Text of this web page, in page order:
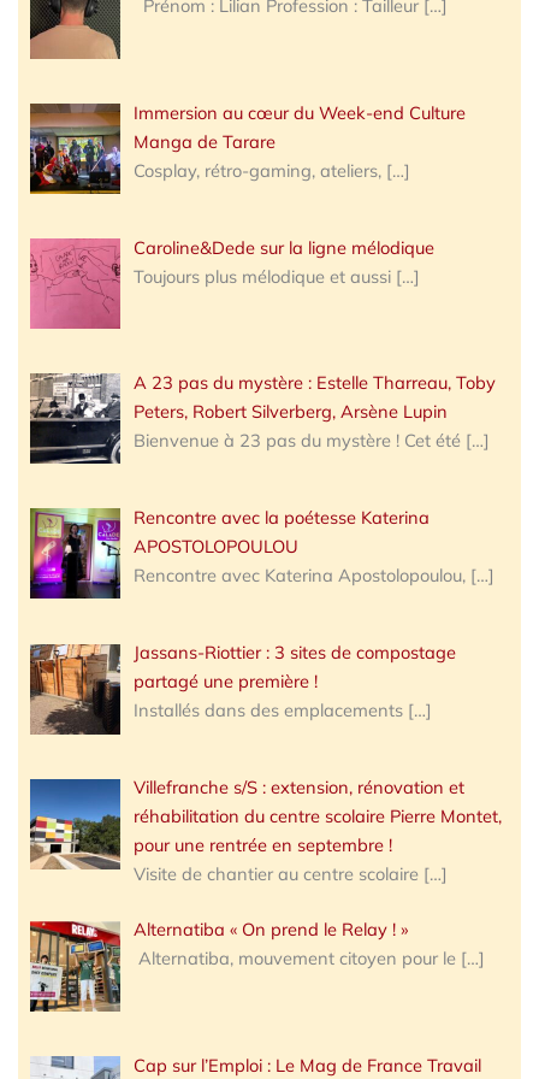
Prénom : Lilian Profession : Tailleur […]
Immersion au cœur du Week-end Culture
Manga de Tarare
Cosplay, rétro-gaming, ateliers, […]
Caroline&Dede sur la ligne mélodique
Toujours plus mélodique et aussi […]
A 23 pas du mystère : Estelle Tharreau, Toby
Peters, Robert Silverberg, Arsène Lupin
Bienvenue à 23 pas du mystère ! Cet été […]
Rencontre avec la poétesse Katerina
APOSTOLOPOULOU
Rencontre avec Katerina Apostolopoulou, […]
Jassans-Riottier : 3 sites de compostage
partagé une première !
Installés dans des emplacements […]
Villefranche s/S : extension, rénovation et
réhabilitation du centre scolaire Pierre Montet,
pour une rentrée en septembre !
Visite de chantier au centre scolaire […]
Alternatiba « On prend le Relay ! »
Alternatiba, mouvement citoyen pour le […]
Cap sur l’Emploi : Le Mag de France Travail